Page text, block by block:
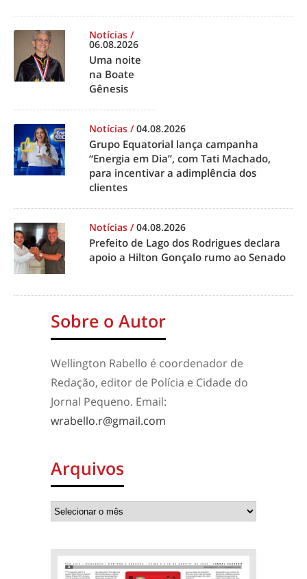
Notícias /
06.08.2026
Uma noite
na Boate
Gênesis
Notícias /04.08.2026
Grupo Equatorial lança campanha
“Energia em Dia”, com Tati Machado,
para incentivar a adimplência dos
clientes
Notícias /04.08.2026
Prefeito de Lago dos Rodrigues declara
apoio a Hilton Gonçalo rumo ao Senado
Sobre o Autor
Wellington Rabello é coordenador de
Redação, editor de Polícia e Cidade do
Jornal Pequeno. Email:
wrabello.r@gmail.com
Arquivos